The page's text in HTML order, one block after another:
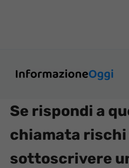
Se rispondi a
chiamata rischi
sottoscrivere